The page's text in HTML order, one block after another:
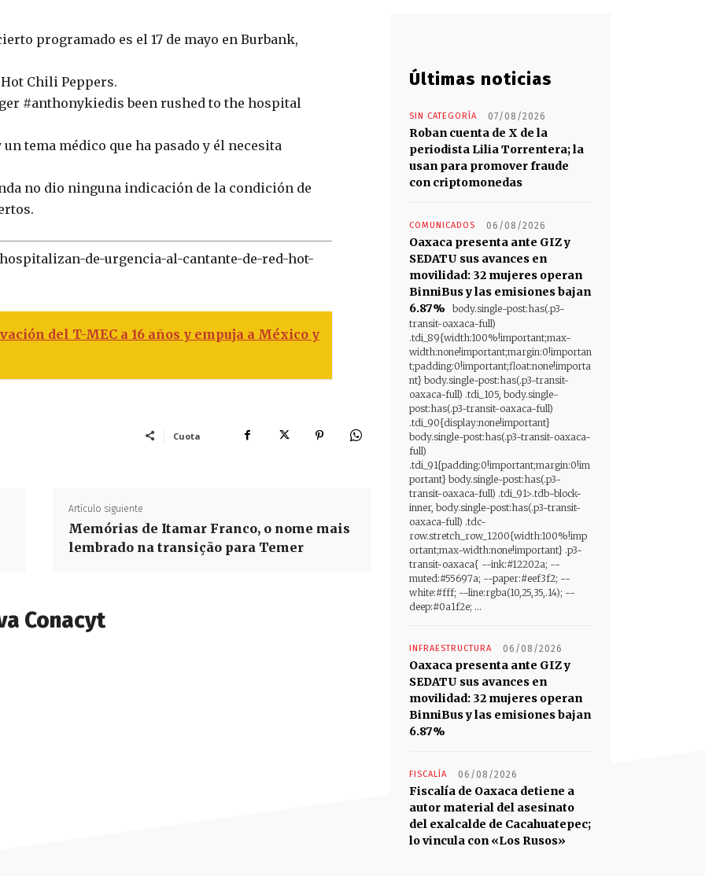
programado es el 17 de mayo en Burbank,
Chili Peppers.
#anthonykiedis been rushed to the hospital
tema médico que ha pasado y él necesita
no dio ninguna indicación de la condición de
de-urgencia-al-cantante-de-red-hot-
del T-MEC a 16 años y empuja a México y
Cuota
Artículo siguiente
Memórias de Itamar Franco, o nome mais
lembrado na transição para Temer
Conacyt
Últimas noticias
SIN CATEGORÍA 07/08/2026
Roban cuenta de X de la
periodista Lilia Torrentera; la
usan para promover fraude
con criptomonedas
COMUNICADOS 06/08/2026
Oaxaca presenta ante GIZ y
SEDATU sus avances en
movilidad: 32 mujeres operan
BinniBus y las emisiones bajan
6.87%
body.single-post:has(.p3-
transit-oaxaca-full)
.tdi_89{width:100%!important;max-
width:none!important;margin:0!importan
t;padding:0!important;float:none!importa
nt} body.single-post:has(.p3-transit-
oaxaca-full) .tdi_105, body.single-
post:has(.p3-transit-oaxaca-full)
.tdi_90{display:none!important}
body.single-post:has(.p3-transit-oaxaca-
full)
.tdi_91{padding:0!important;margin:0!im
portant} body.single-post:has(.p3-
transit-oaxaca-full) .tdi_91>.tdb-block-
inner, body.single-post:has(.p3-transit-
oaxaca-full) .tdc-
row.stretch_row_1200{width:100%!imp
ortant;max-width:none!important} .p3-
transit-oaxaca{ --ink:#12202a; --
muted:#55697a; --paper:#eef3f2; --
white:#fff; --line:rgba(10,25,35,.14); --
deep:#0a1f2e; ...
INFRAESTRUCTURA 06/08/2026
Oaxaca presenta ante GIZ y
SEDATU sus avances en
movilidad: 32 mujeres operan
BinniBus y las emisiones bajan
6.87%
FISCALÍA 06/08/2026
Fiscalía de Oaxaca detiene a
autor material del asesinato
del exalcalde de Cacahuatepec;
lo vincula con «Los Rusos»